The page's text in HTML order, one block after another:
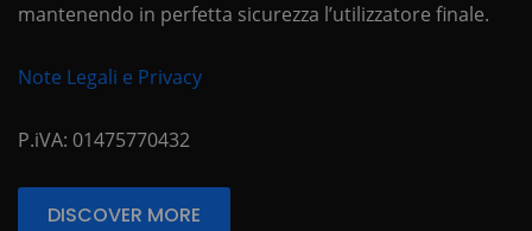
mantenendo in perfetta sicurezza l’utilizzatore finale.
Note Legali e Privacy
P.iVA: 01475770432
DISCOVER MORE